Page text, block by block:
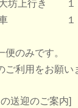
坊上行き １
下車 １８
のみです。
利用をお願い
の送迎のご案